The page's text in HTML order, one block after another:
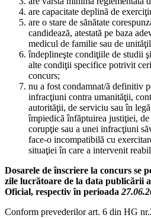
are capacitate deplină de
are o stare de sănătate
candidează, atestată pe baza
medicul de familie sau de
îndeplineşte condiţiile de studii
alte condiţii specifice potrivit
concurs;
nu a fost condamnat/ă definitiv
infracţiuni contra umanităţii,
autorităţii, de serviciu sau în
împiedică înfăptuirea justiţiei,
corupţie sau a unei infracţiuni
face-o incompatibilă cu
situaţiei în care a intervenit
Dosarele de înscriere la concurs se
zile lucrătoare de la data publicării
Oficial, respectiv în perioada
Conform prevederilor art. 6 din HG